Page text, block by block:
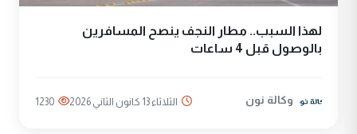
لهذا السبب.. مطار النجف ينصح المسافرين
بالوصول قبل 4 ساعات
وكالة نون الثلاثاء 13 كانون الثاني 2026 1230